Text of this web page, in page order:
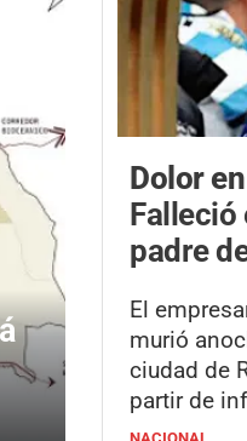
Dolor
Falleció
padre
El
murió
ciudad de
partir de